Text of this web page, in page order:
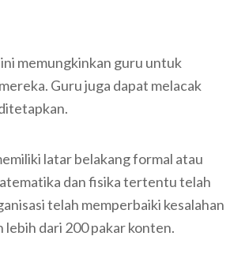
memungkinkan guru untuk
Guru juga dapat melacak
latar belakang formal atau
dan fisika tertentu telah
telah memperbaiki kesalahan
dari 200 pakar konten.